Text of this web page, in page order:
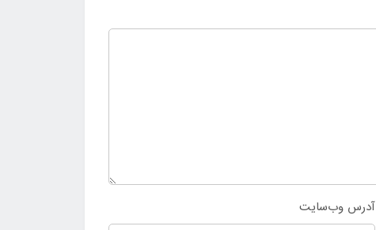
آدرس وب‌سایت